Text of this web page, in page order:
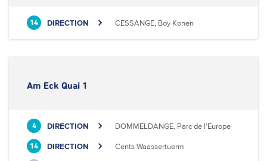
14 DIRECTION CESSANGE, Boy Konen
Am Eck Quai 1
4 DIRECTION DOMMELDANGE, Parc de l'Europe
14 DIRECTION Cents Waassertuerm